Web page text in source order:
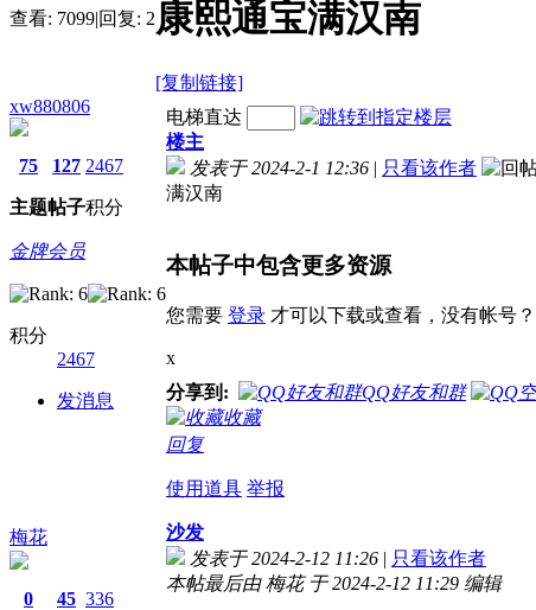
查看: 7099|回复: 2康熙通宝满汉南
[复制链接]
xw880806
75
主题
127
帖子
2467
积分
金牌会员
积分
2467
发消息
电梯直达
楼主
发表于 2024-2-1 12:36 | 只看该作者
满汉南
本帖子中包含更多资源
您需要 登录 才可以下载或查看，没有帐号？
x
分享到:
QQ好友和群
收藏
回复
使用道具 举报
梅花
0 45 336
沙发
发表于 2024-2-12 11:26 | 只看该作者
本帖最后由 梅花 于 2024-2-12 11:29 编辑